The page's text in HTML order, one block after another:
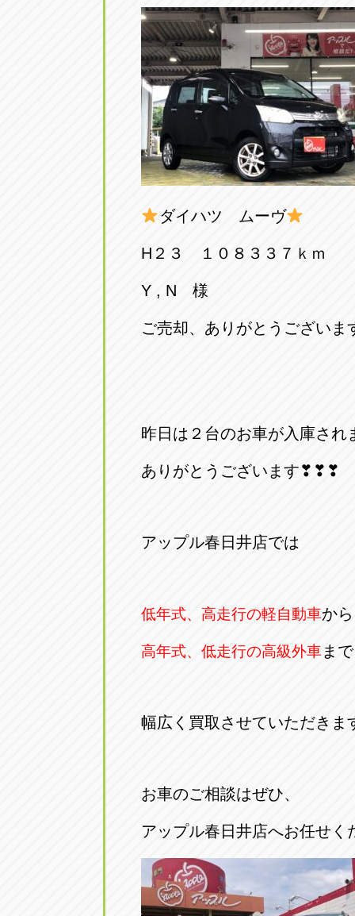
ダイハツ ムーヴ
H２３ １０８３３７ｋｍ
Y , N 様
ご売却、ありがとうございま
昨日は２台のお車が入庫され
ありがとうございます❣❣❣
アップル春日井店では
低年式、高走行の軽自動車から
高年式、低走行の高級外車まで
幅広く買取させていただきま
お車のご相談はぜひ、
アップル春日井店へお任せく